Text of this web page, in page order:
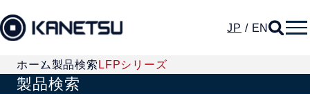
JP / EN
ホーム製品検索 LFPシリーズ
製品検索